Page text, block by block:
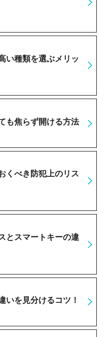
い種類を選ぶメリッ
も焦らず開ける方法
くべき防犯上のリス
とスマートキーの違
いを見分けるコツ！